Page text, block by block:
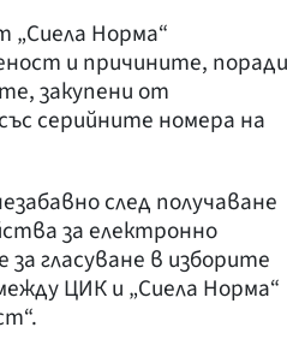
„Сиела Норма“
и причините, поради
закупени от
серийните номера на
след получаване
за електронно
гласуване в изборите
ЦИК и „Сиела Норма“